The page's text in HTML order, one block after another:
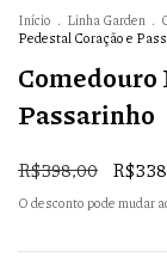
Início . Linha Garden .
Pedestal Coração e
Comedouro
Passarinho
R$398,00
O desconto pode mudar